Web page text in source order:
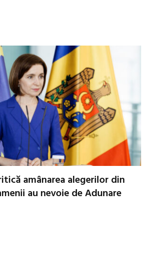
amânarea alegerilor din
au nevoie de Adunare